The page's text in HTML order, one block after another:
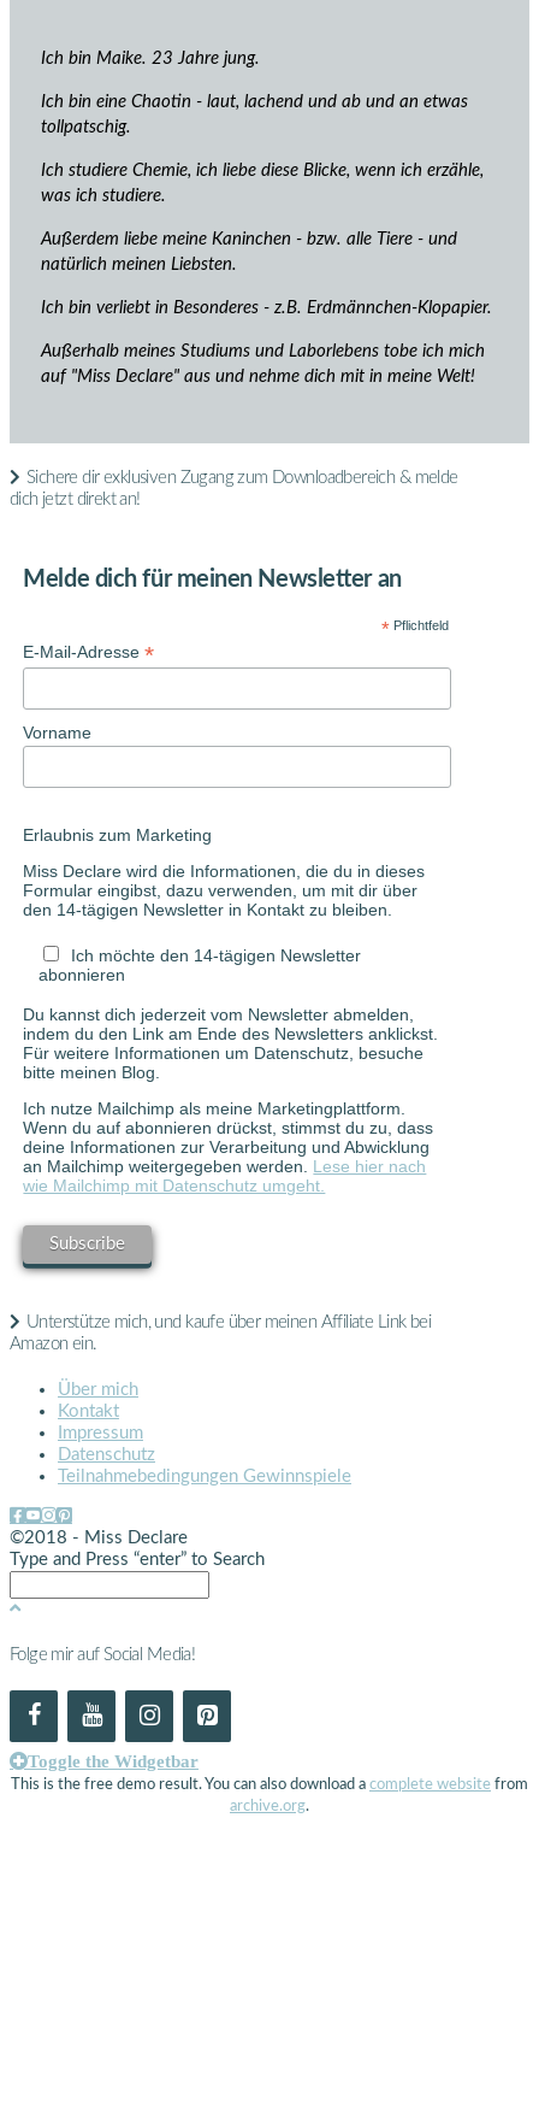
Ich bin Maike. 23 Jahre jung.
Ich bin eine Chaotin - laut, lachend und ab und an etwas
tollpatschig.
Ich studiere Chemie, ich liebe diese Blicke, wenn ich erzähle,
was ich studiere.
Außerdem liebe meine Kaninchen - bzw. alle Tiere - und
natürlich meinen Liebsten.
Ich bin verliebt in Besonderes - z.B. Erdmännchen-Klopapier.
Außerhalb meines Studiums und Laborlebens tobe ich mich
auf "Miss Declare" aus und nehme dich mit in meine Welt!
Sichere dir exklusiven Zugang zum Downloadbereich & melde
dich jetzt direkt an!
Melde dich für meinen Newsletter an
* Pflichtfeld
E-Mail-Adresse*
Vorname
Erlaubnis zum Marketing
Miss Declare wird die Informationen, die du in dieses
Formular eingibst, dazu verwenden, um mit dir über
den 14-tägigen Newsletter in Kontakt zu bleiben.
Ich möchte den 14-tägigen Newsletter
abonnieren
Du kannst dich jederzeit vom Newsletter abmelden,
indem du den Link am Ende des Newsletters anklickst.
Für weitere Informationen um Datenschutz, besuche
bitte meinen Blog.
Ich nutze Mailchimp als meine Marketingplattform.
Wenn du auf abonnieren drückst, stimmst du zu, dass
deine Informationen zur Verarbeitung und Abwicklung
an Mailchimp weitergegeben werden. Lese hier nach
wie Mailchimp mit Datenschutz umgeht.
Unterstütze mich, und kaufe über meinen Affiliate Link bei
Amazon ein.
Über mich
Kontakt
Impressum
Datenschutz
Teilnahmebedingungen Gewinnspiele
©2018 - Miss Declare
Type and Press “enter” to Search
Folge mir auf Social Media!
Toggle the Widgetbar
This is the free demo result. You can also download a complete website from
archive.org.